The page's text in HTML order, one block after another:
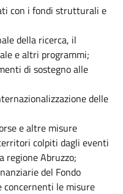
con i fondi strutturali e
della ricerca, il
e altri programmi;
di sostegno alle
delle
e altre misure
colpiti dagli eventi
regione Abruzzo;
del Fondo
concernenti le misure